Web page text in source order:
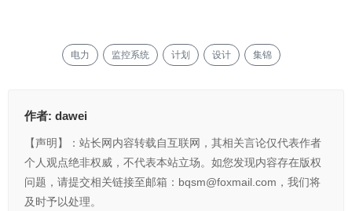
电力 监控系统 计划 设计 集锦
作者: dawei
【声明】：站长网内容转载自互联网，其相关言论仅代表作者
个人观点绝非权威，不代表本站立场。如您发现内容存在版权
问题，请提交相关链接至邮箱：bqsm@foxmail.com，我们将
及时予以处理。